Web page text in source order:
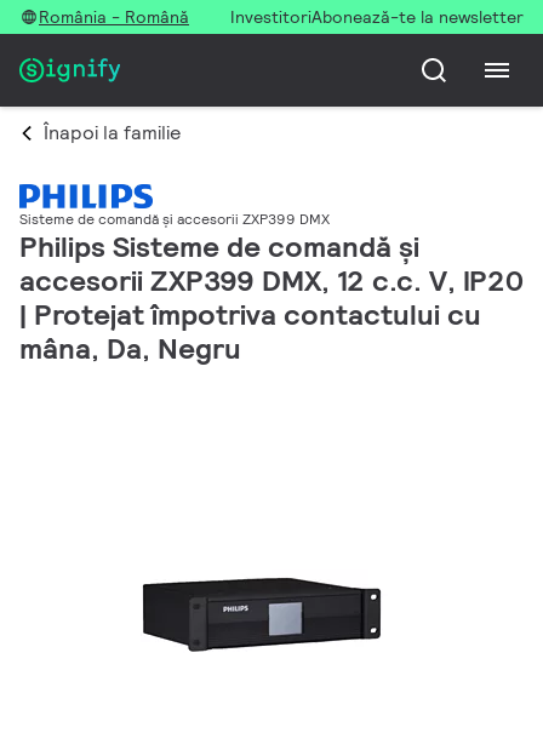
România - Română InvestitoriAbonează-te la newsletter
Înapoi la familie
Sisteme de comandă și accesorii ZXP399 DMX
Philips Sisteme de comandă și
accesorii ZXP399 DMX, 12 c.c. V, IP20
| Protejat împotriva contactului cu
mâna, Da, Negru